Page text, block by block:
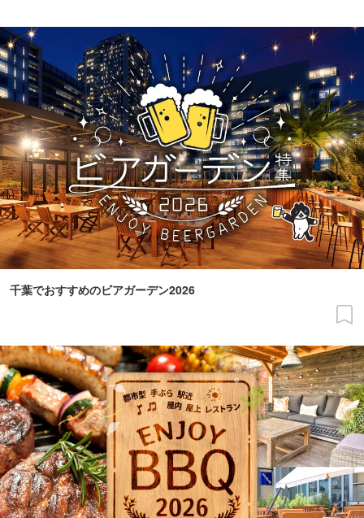
千葉でおすすめのビアガーデン2026